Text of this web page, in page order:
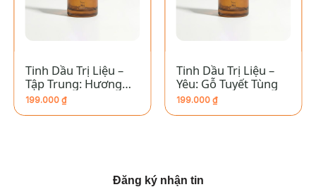
Tinh Dầu Trị Liệu –
Tập Trung: Hương
Thảo
199.000 ₫
Tinh Dầu Trị Liệu –
Yêu: Gỗ Tuyết Tùng
199.000 ₫
Đăng ký nhận tin